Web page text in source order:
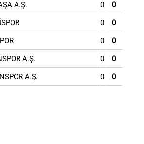
A.Ş. 0 0
0 0
0 0
A.Ş. 0 0
A.Ş. 0 0